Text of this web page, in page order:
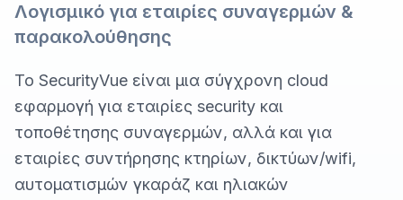
Λογισμικό για εταιρίες συναγερμών &
παρακολούθησης
Το SecurityVue είναι μια σύγχρονη cloud
εφαρμογή για εταιρίες security και
τοποθέτησης συναγερμών, αλλά και για
εταιρίες συντήρησης κτηρίων, δικτύων/wifi,
αυτοματισμών γκαράζ και ηλιακών